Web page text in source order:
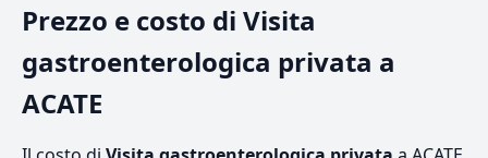
Prezzo e costo di Visita
gastroenterologica privata a
ACATE